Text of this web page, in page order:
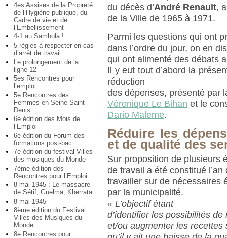
4es Assises de la Propreté
de l’Hygiène publique, du
Cadre de vie et de
l’Embellissement
4-1 au Sambola !
5 règles à respecter en cas
d’arrêt de travail
Le prolongement de la
ligne 12
5es Rencontres pour
l’emploi
5e Rencontres des
Femmes en Seine Saint-
Denis
6e édition des Mois de
l’Emploi
6e édition du Forum des
formations post-bac
7e édition du festival Villes
des musiques du Monde
7ème édition des
Rencontres pour l’Emploi
8 mai 1945 : Le massacre
de Sétif, Guelma, Kherrata
8 mai 1945
8ème édition du Festival
Villes des Musiques du
Monde
8e Rencontres pour
du décès d’André Renault,
de la Ville de 1965 à 1971.
Parmi les questions qui ont
dans l’ordre du jour, on en
qui ont alimenté des débats
Il y eut tout d’abord la
réduction
des dépenses, présenté par
Véronique Le Bihan et le
Dario Maleme.
Réduire les
et de qualité des
Sur proposition de plusieurs
de travail a été constitué l’an
travailler sur de nécessaires
par la municipalité.
«L’objectif étant
d’identifier les possibilités
et/ou augmenter les recettes